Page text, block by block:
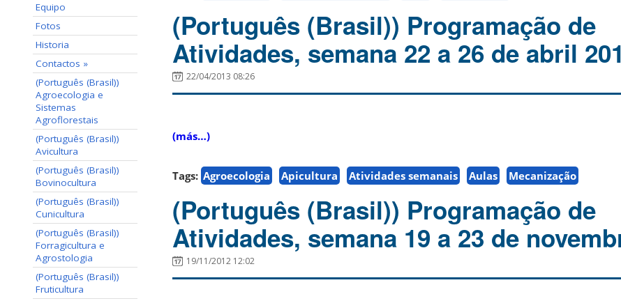
Equipo
Fotos
Historia
Contactos »
(Português (Brasil))
Agroecologia e
Sistemas
Agroflorestais
(Português (Brasil))
Avicultura
(Português (Brasil))
Bovinocultura
(Português (Brasil))
Cunicultura
(Português (Brasil))
Forragicultura e
Agrostologia
(Português (Brasil))
Fruticultura
(Português (Brasil)) Programação de
Atividades, semana 22 a 26 de abril
22/04/2013 08:26
(más…)
Tags: Agroecologia Apicultura Atividades semanais Aulas Mecanização
(Português (Brasil)) Programação de
Atividades, semana 19 a 23 de
19/11/2012 12:02